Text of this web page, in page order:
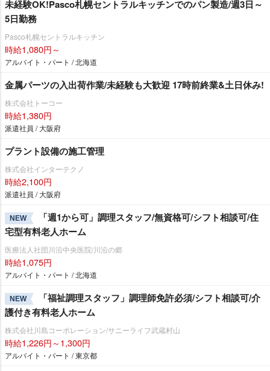
未経験OK!Pasco札幌セントラルキッチンでのパン製造/週3日～
5日勤務
Pasco札幌セントラルキッチン
時給1,080円～
アルバイト・パート / 北海道
金属パーツの入出荷作業/未経験も大歓迎 17時前終業&土日休み!
株式会社トーコー
時給1,380円
派遣社員 / 大阪府
プラント設備の施工管理
株式会社インターテクノ
時給2,100円
派遣社員 / 大阪府
NEW
「週1から可」調理スタッフ/無資格可/シフト相談可/住
宅型有料老人ホーム
医療法人社団川沿中央医院/川沿の郷
時給1,075円
アルバイト・パート / 北海道
NEW
「福祉調理スタッフ」調理師免許必須/シフト相談可/介
護付き有料老人ホーム
株式会社川島コーポレーション/サニーライフ武蔵村山
時給1,226円～1,300円
アルバイト・パート / 東京都